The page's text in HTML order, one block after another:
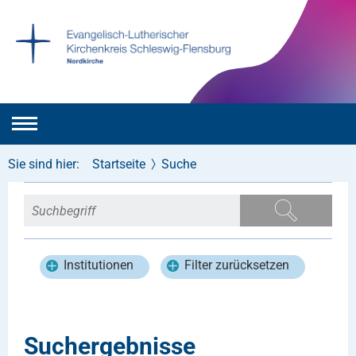
Sie sind hier: Startseite Suche
Institutionen Filter zurücksetzen
Suchergebnisse